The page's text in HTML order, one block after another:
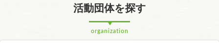
活動団体を探す
organization